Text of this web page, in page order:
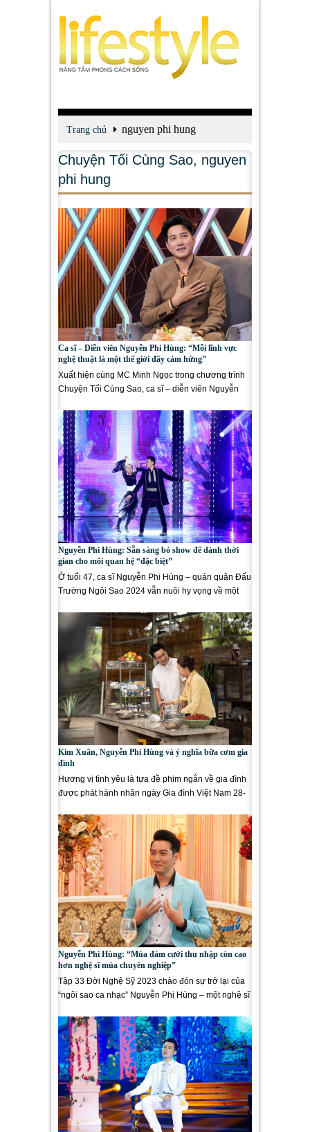
Trang chủ nguyen phi hung
Chuyện Tối Cùng Sao, nguyen
phi hung
Ca sĩ – Diễn viên Nguyễn Phi Hùng: “Mỗi lĩnh vực
nghệ thuật là một thế giới đầy cảm hứng”
Xuất hiện cùng MC Minh Ngọc trong chương trình
Chuyện Tối Cùng Sao, ca sĩ – diễn viên Nguyễn
Nguyễn Phi Hùng: Sẵn sàng bỏ show để dành thời
gian cho mối quan hệ “đặc biệt”
Ở tuổi 47, ca sĩ Nguyễn Phi Hùng – quán quân Đấu
Trường Ngôi Sao 2024 vẫn nuôi hy vọng về một
Kim Xuân, Nguyễn Phi Hùng và ý nghĩa bữa cơm gia
đình
Hương vị tình yêu là tựa đề phim ngắn về gia đình
được phát hành nhân ngày Gia đình Việt Nam 28-
Nguyễn Phi Hùng: “Múa đám cưới thu nhập còn cao
hơn nghệ sĩ múa chuyên nghiệp”
Tập 33 Đời Nghệ Sỹ 2023 chào đón sự trở lại của
“ngôi sao ca nhạc” Nguyễn Phi Hùng – một nghệ sĩ